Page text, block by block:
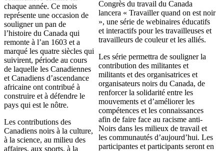
Congrès du travail du Canada
lancera « Travailler quand on est noir
», une série de webinaires éducatifs
et interactifs pour les travailleuses et
travailleurs de couleur et les alliés.
Les série permettra de souligner la
contribution des militantes et
militants et des organisatrices et
organisateurs noirs du Canada, de
renforcer la solidarité entre les
mouvements et d’améliorer les
compétences et les connaissances
afin de faire face au racisme anti-
Noirs dans les milieux de travail et
les communautés d’aujourd’hui. Les
participantes et participants seront en
chaque année. Ce mois
représente une occasion de
souligner un pan de
l’histoire du Canada qui
remonte à l’an 1603 et a
marqué les quatre siècles qui
suivirent, période au cours
de laquelle les Canadiennes
et Canadiens d’ascendance
africaine ont contribué à
construire et à défendre le
pays qui est le nôtre.
Les contributions des
Canadiens noirs à la culture,
à la science, au milieu des
affaires, aux sports, à la